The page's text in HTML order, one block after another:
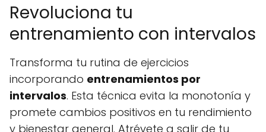
Revoluciona tu
entrenamiento con intervalos
Transforma tu rutina de ejercicios
incorporando entrenamientos por
intervalos. Esta técnica evita la monotonía y
promete cambios positivos en tu rendimiento
y bienestar general. Atrévete a salir de tu